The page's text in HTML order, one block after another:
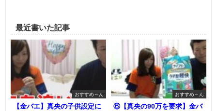
最近書いた記事
おすすめ～ん
【金バエ】真央の子供設定に
おすすめ～ん
⑥【真央の90万を要求】金バ